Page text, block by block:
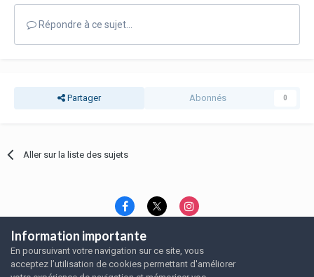
Répondre à ce sujet…
Partager Abonnés 0
Aller sur la liste des sujets
Langue Thème
Politique de confidentialité
Nous contacter
Nous contacter
SRFA, l'association des amoureux du rat domestique
Information importante
En poursuivant votre navigation sur ce site, vous
acceptez l’utilisation de cookies permettant d'améliorer